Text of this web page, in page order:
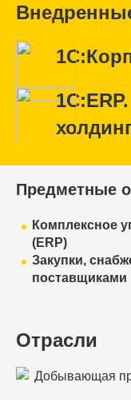
Предметные
Комплексное
(ERP)
Закупки,
поставщиками
Отрасли
Добывающая